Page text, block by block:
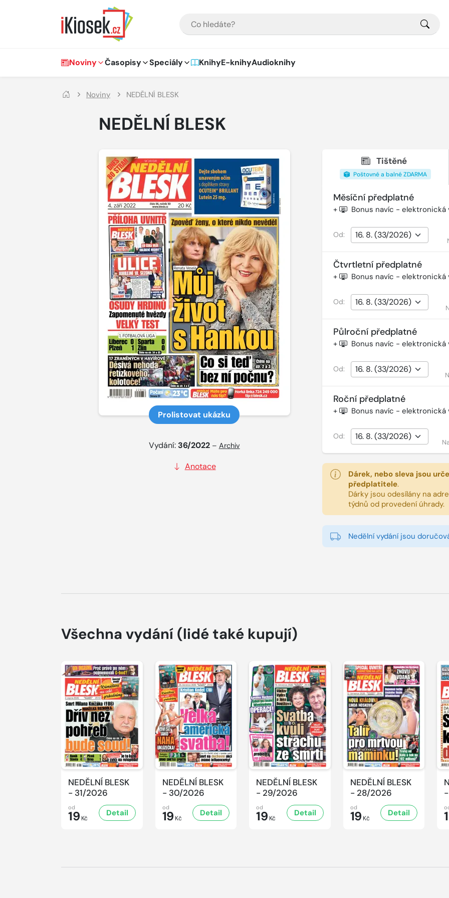
Hlavní navigace
Noviny Časopisy Speciály KnihyE-knihyAudioknihy
Noviny NEDĚLNÍ BLESK
NEDĚLNÍ BLESK
Prolistovat ukázku
Vydání: 36/2022 – Archiv
Anotace
Tištěné
Poštovné a balné ZDARMA
Měsíční předplatné
+ Bonus navíc - elektronická
Od:
Čtvrtletní předplatné
+ Bonus navíc - elektronická
Od:
Půlroční předplatné
+ Bonus navíc - elektronická
Od:
Roční předplatné
+ Bonus navíc - elektronická
Od:
Dárek, nebo sleva jsou
předplatitele.
Dárky jsou odesílány na
týdnů od provedení úhrady.
Nedělní vydání jsou
Všechna vydání (lidé také kupují)
NEDĚLNÍ BLESK
- 31/2026
od
19 Kč
Detail
NEDĚLNÍ BLESK
- 30/2026
od
19 Kč
Detail
NEDĚLNÍ BLESK
- 29/2026
od
19 Kč
Detail
NEDĚLNÍ BLESK
- 28/2026
od
19 Kč
Detail